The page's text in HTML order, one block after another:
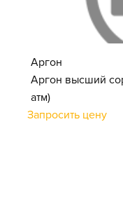
Аргон
Аргон высший
атм)
Запросить цену